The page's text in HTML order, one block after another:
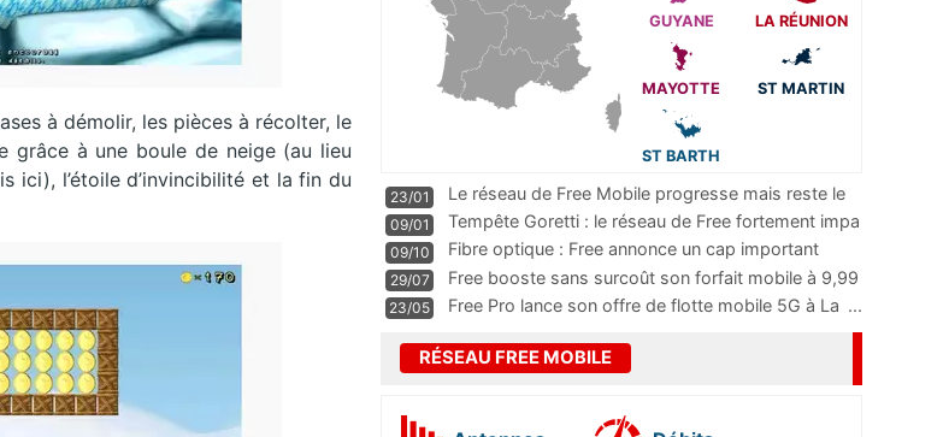
à démolir, les pièces à récolter, le
grâce à une boule de neige (au lieu
ici), l’étoile d’invincibilité et la fin du
GUYANE LA RÉUNION
MAYOTTE ST MARTIN
ST BARTH
23/01
Le réseau de Free Mobile progresse mais reste le
m
...
09/01
Tempête Goretti : le réseau de Free fortement impa
09/10
Fibre optique : Free annonce un cap important
pass
...
29/07
Free booste sans surcoût son forfait mobile à 9,99
23/05 Free Pro lance son offre de flotte mobile 5G à La ...
RÉSEAU FREE MOBILE